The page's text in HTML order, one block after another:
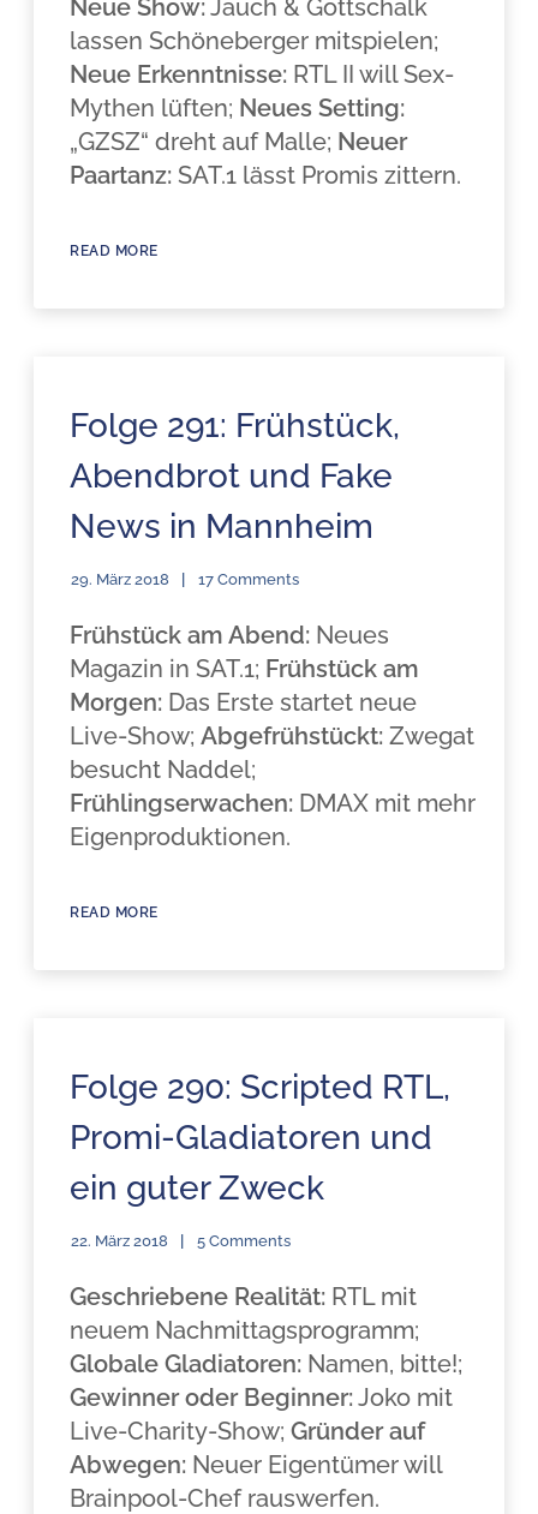
Neue Show: Jauch & Gottschalk
lassen Schöneberger mitspielen;
Neue Erkenntnisse: RTL II will Sex-
Mythen lüften; Neues Setting:
„GZSZ“ dreht auf Malle; Neuer
Paartanz: SAT.1 lässt Promis zittern.
READ MORE
Folge 291: Frühstück,
Abendbrot und Fake
News in Mannheim
29. März 2018 17 Comments
Frühstück am Abend: Neues
Magazin in SAT.1; Frühstück am
Morgen: Das Erste startet neue
Live-Show;Abgefrühstückt: Zwegat
besucht Naddel;
Frühlingserwachen: DMAX mit mehr
Eigenproduktionen.
READ MORE
Folge 290: Scripted RTL,
Promi-Gladiatoren und
ein guter Zweck
22. März 2018 5 Comments
Geschriebene Realität: RTL mit
neuem Nachmittagsprogramm;
Globale Gladiatoren: Namen, bitte!;
Gewinner oder Beginner: Joko mit
Live-Charity-Show;Gründer auf
Abwegen: Neuer Eigentümer will
Brainpool-Chef rauswerfen.